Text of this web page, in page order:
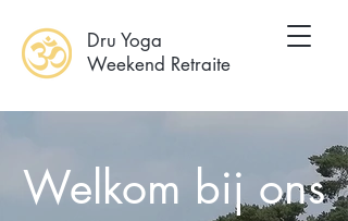
Dru Yoga
Weekend Retraite
Welkom bij ons